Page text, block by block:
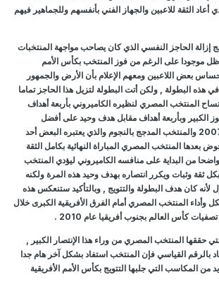
أعاد الثقة للاعبين والجهاز الفني بأنفسهم وللجماهير فيهم
إزالة الحاجز النفسي الذي كان يصاحب مواجهة المنتخبات
ظل موجودا على الرغم من فوز المنتخب بكأس الأمم
بسبب إحساس بعض اللاعبين ومعهم الإعلام بأن الأرض والجمهور
البطولة , ولكن أتت البطولة لتزيل هذا الحاجز تماما
المنتخب المصري لنظيره الكاميروني بأربعة أهداف
الكبير وبأربعة أهداف مقابل هدف وحيد على أفضل
منتخبات القارة في عام 2007 والمنتخب المدجج بالنجوم والذي يعتبره البعض أحد
بعدها المنتخب المصري المباراة النهائية بكامل الثقة
من البداية على منافسه الكاميروني ليؤدي المنتخب
بكل ثقة وثبات ويكرر انتصاره بهدف وحيد هذه المرة ولكنه
لأنه كان هدف البطولة والتتويج , وبالتأكيد ستنعكس هذه
وأداء المنتخب المصري أمام الفرق الأفريقية الكبرى خلال
كأس العالم بجنوب أفريقيا عام 2010 .
حققها المنتخب المصري من وراء هذا الإنتصار الكبير ,
بالرقم القياسي فإن المنتخب استفاد بشكل آخر هام جدا
من المكاسب التي جلبها التتويج بكأس الأمم الأفريقية